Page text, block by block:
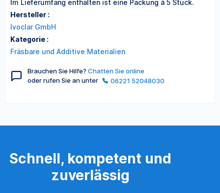
Im Lieferumfang enthalten ist eine Packung à 5 Stück.
Hersteller :
Ivoclar GmbH
Kategorie :
Fräsbare und Additive Materialien
Brauchen Sie Hilfe? Chatten Sie online
oder rufen Sie an unter
06221 52048030
Schnell, kompetent und
zuverlässig